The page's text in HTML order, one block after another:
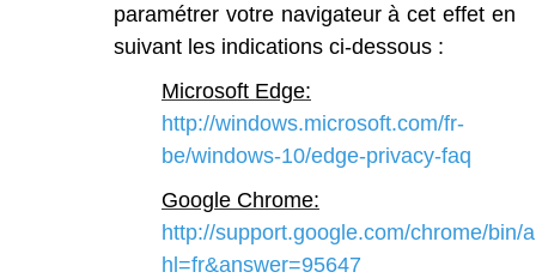
paramétrer votre navigateur à cet effet en
suivant les indications ci-dessous :
Microsoft Edge:
http://windows.microsoft.com/fr-
be/windows-10/edge-privacy-faq
Google Chrome:
http://support.google.com/chrome/bin/
hl=fr&answer=95647